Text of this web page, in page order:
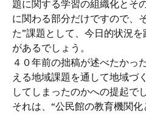
題に関する学習の組織化とそ
に関わる部分だけですので、
た”課題として、今日的状況
があるでしょう。
４０年前の拙稿が述べたかっ
える地域課題を通して地域づ
してしまったのかへの提起でし
それは、“公民館の教育機関